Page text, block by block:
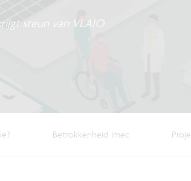
steun van VLAIO
Betrokkenheid imec